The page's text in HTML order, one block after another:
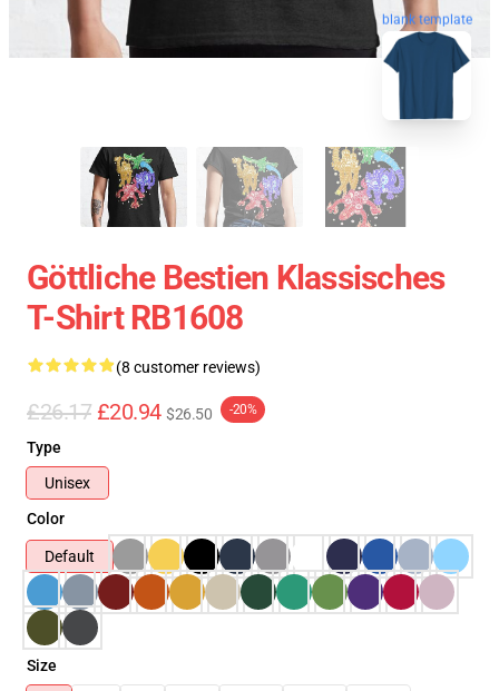
blank template
Göttliche Bestien Klassisches
T-Shirt RB1608
(8 customer reviews)
£26.17 £20.94 $26.50 -20%
Type
Unisex
Color
Default
Size